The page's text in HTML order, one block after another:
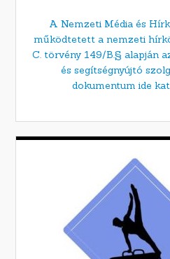
A Nemzeti Média és
működtetett a nemzeti
C. törvény 149/B.§ alapján
és segítségnyújtó
dokumentum ide